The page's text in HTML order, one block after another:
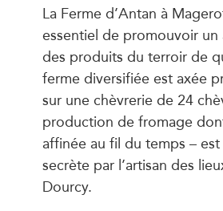
La Ferme d’Antan à
essentiel de promouvoir
des produits du terroir de
ferme diversifiée est axée
sur une chèvrerie de 24
production de fromage
affinée au fil du temps –
secrète par l’artisan des
Dourcy.